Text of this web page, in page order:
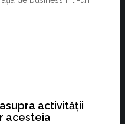
activității
acesteia